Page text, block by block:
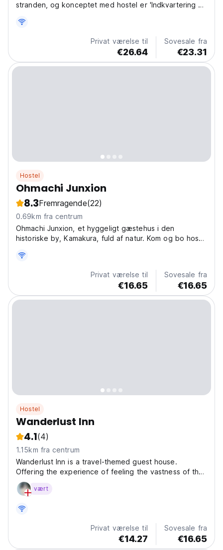
stranden, og konceptet med hostel er 'Indkvartering af
Privat værelse til
€26.64
Sovesale fra
€23.31
Hostel
Ohmachi Junxion
8.3Fremragende(22)
0.69km fra centrum
Ohmachi Junxion, et hyggeligt gæstehus i den
historiske by, Kamakura, fuld af natur. Kom og bo hos
Privat værelse til
€16.65
Sovesale fra
€16.65
Hostel
Wanderlust Inn
4.1(4)
1.15km fra centrum
Wanderlust Inn is a travel-themed guest house.
Offering the experience of feeling the vastness of the
world and wishing our wanderers and travelers to heal
their 'wanderlust' whilst staying at our place. We are
vært
Privat værelse til
€14.27
Sovesale fra
€16.65